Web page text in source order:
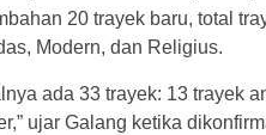
20 trayek baru, total
Modern, dan Religius.
ada 33 trayek: 13 trayek
ujar Galang ketika